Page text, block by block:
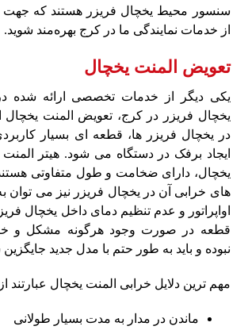
سنسور محیط یخچال فریزر هستند که جهت
از خدمات نمایندگی ما در کرج بهره‌مند شوید.
تعویض المنت یخچال
یکی دیگر از خدمات تخصصی ارائه‌ شده در
یخچال فریزر در کرج، تعویض المنت
در یخچال فریزر ها، قطعه‌ ای بسیار
ایجاد برفک در دستگاه می‌ شود. هیتر المنت
یخچال، دارای ضخامت و طول متفاوتی
های خرابی آن در یخچال فریزر نیز می‌
اواپراتور و عدم تنظیم دمای داخل یخچال
قطعه در صورت وجود هرگونه مشکل و
نبوده و باید به طور حتم با مدل جدید
مهم ترین دلایل خرابی المنت یخچال عبارتند
ماندن در مدار به مدت بسیار طولانی